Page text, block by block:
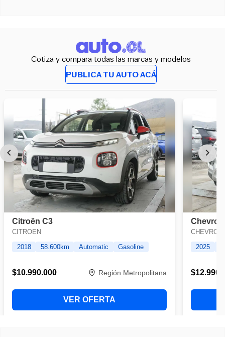
Cotiza y compara todas las marcas y modelos
PUBLICA TU AUTO ACÁ